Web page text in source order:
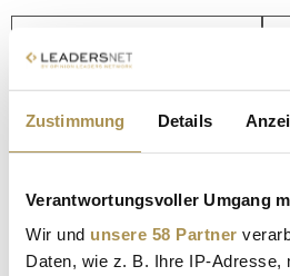
Zustimmung Details
Verantwortungsvoller Umgang
Wir und unsere 58 Partner
Daten, wie z. B. Ihre IP-Adresse,
RECRUITING